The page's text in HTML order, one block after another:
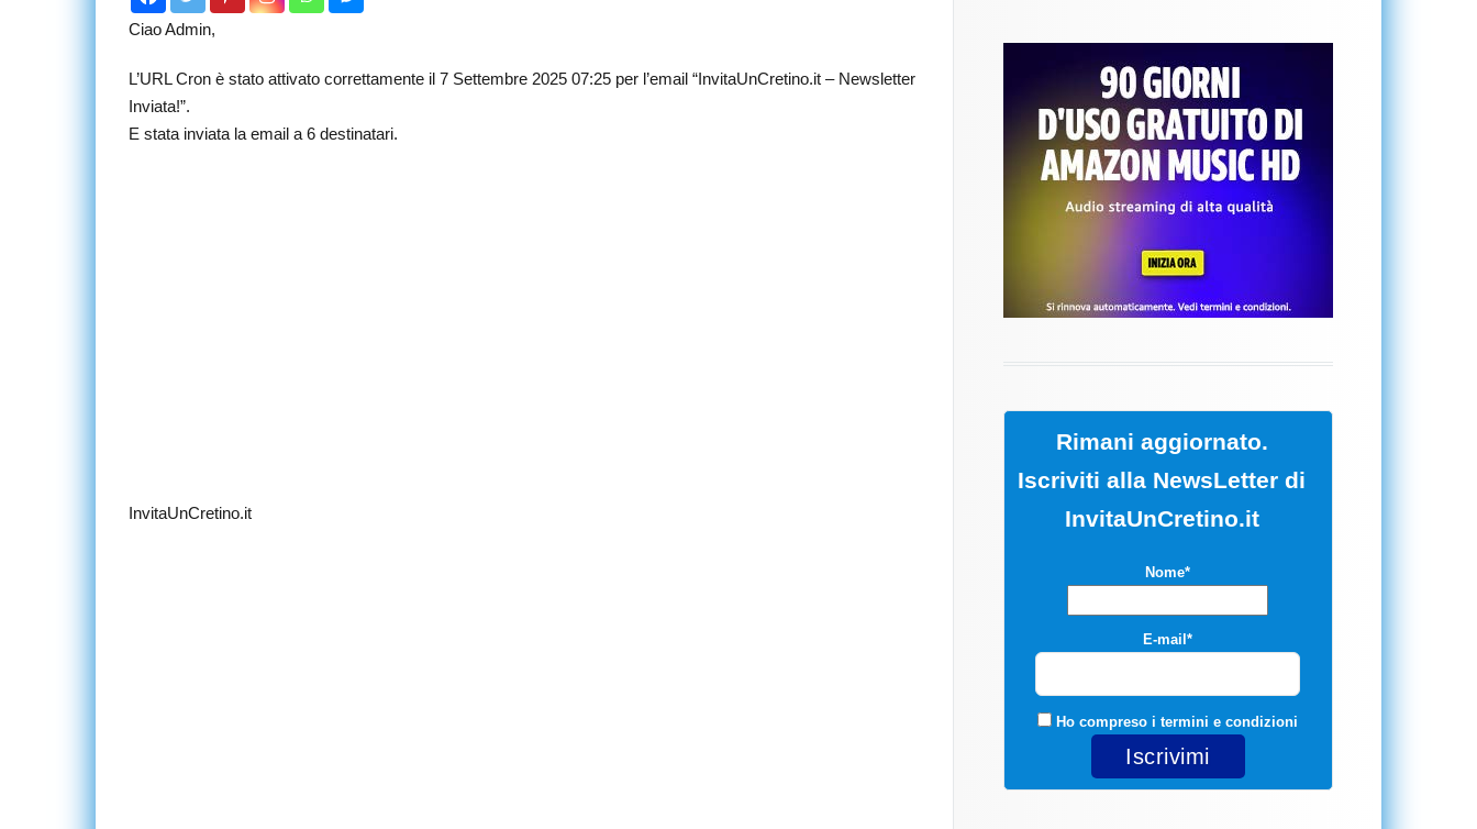
Ciao Admin,
L’URL Cron è stato attivato correttamente il 7 Settembre 2025 07:25 per l’email “InvitaUnCretino.it – Newsletter
Inviata!”.
E stata inviata la email a 6 destinatari.
InvitaUnCretino.it
Rimani aggiornato.
Iscriviti alla NewsLetter di
InvitaUnCretino.it
Nome*
E-mail*
Ho compreso i termini e condizioni